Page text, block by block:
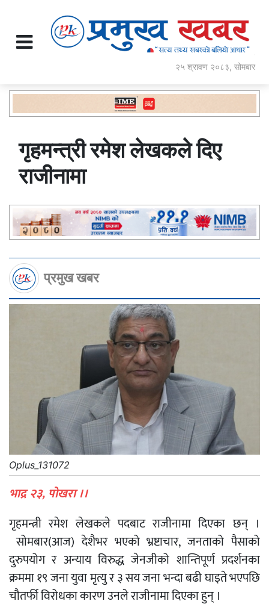
२५ श्रावण २०८३, सोमबार
गृहमन्त्री रमेश लेखकले दिए
राजीनामा
प्रमुख खबर
Oplus_131072
भाद्र २३, पोखरा ।।
गृहमन्त्री रमेश लेखकले पदबाट राजीनामा दिएका छन् ।
सोमबार(आज) देशैभर भएको भ्रष्टाचार, जनताको पैसाको
दुरुपयोग र अन्याय विरुद्ध जेनजीको शान्तिपूर्ण प्रदर्शनका
क्रममा १९ जना युवा मृत्यु र ३ सय जना भन्दा बढी घाइते भएपछि
चौतर्फी विरोधका कारण उनले राजीनामा दिएका हुन् ।